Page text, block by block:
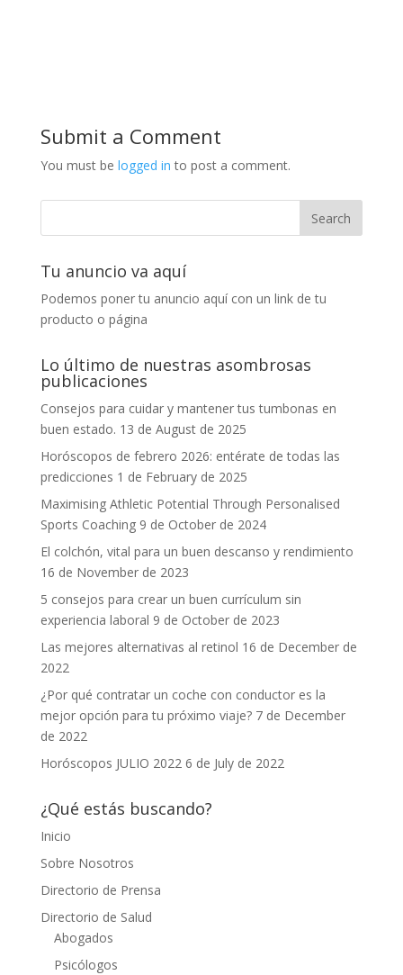
Submit a Comment
You must be logged in to post a comment.
Tu anuncio va aquí
Podemos poner tu anuncio aquí con un link de tu
producto o página
Lo último de nuestras asombrosas
publicaciones
Consejos para cuidar y mantener tus tumbonas en
buen estado. 13 de August de 2025
Horóscopos de febrero 2026: entérate de todas las
predicciones 1 de February de 2025
Maximising Athletic Potential Through Personalised
Sports Coaching 9 de October de 2024
El colchón, vital para un buen descanso y rendimiento
16 de November de 2023
5 consejos para crear un buen currículum sin
experiencia laboral 9 de October de 2023
Las mejores alternativas al retinol 16 de December de
2022
¿Por qué contratar un coche con conductor es la
mejor opción para tu próximo viaje? 7 de December
de 2022
Horóscopos JULIO 2022 6 de July de 2022
¿Qué estás buscando?
Inicio
Sobre Nosotros
Directorio de Prensa
Directorio de Salud
Abogados
Psicólogos